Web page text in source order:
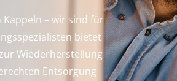
– wir sind für
bietet
Wiederherstellung
Entsorgung